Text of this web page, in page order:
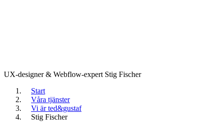
UX-designer & Webflow-expert Stig Fischer
Start
Våra tjänster
Vi är ted&gustaf
Stig Fischer